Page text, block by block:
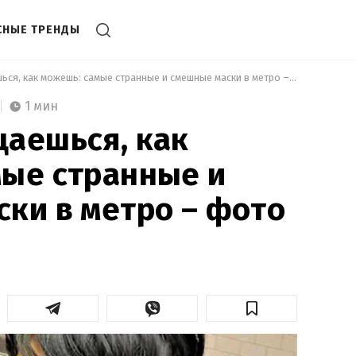
ТРЕНДЫ
Когда защищаешься, как можешь: самые странные и смешные маски в метро – фото
1 мин
как
странные и
в метро – фото